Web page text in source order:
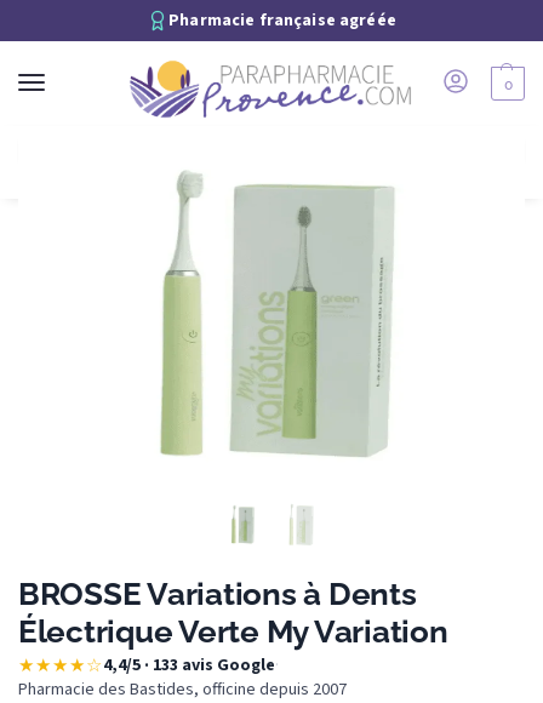
Pharmacie française agréée
0
BROSSE Variations à Dents
Électrique Verte My Variation
★★★★☆4,4/5 · 133 avis Google·
Pharmacie des Bastides, officine depuis 2007